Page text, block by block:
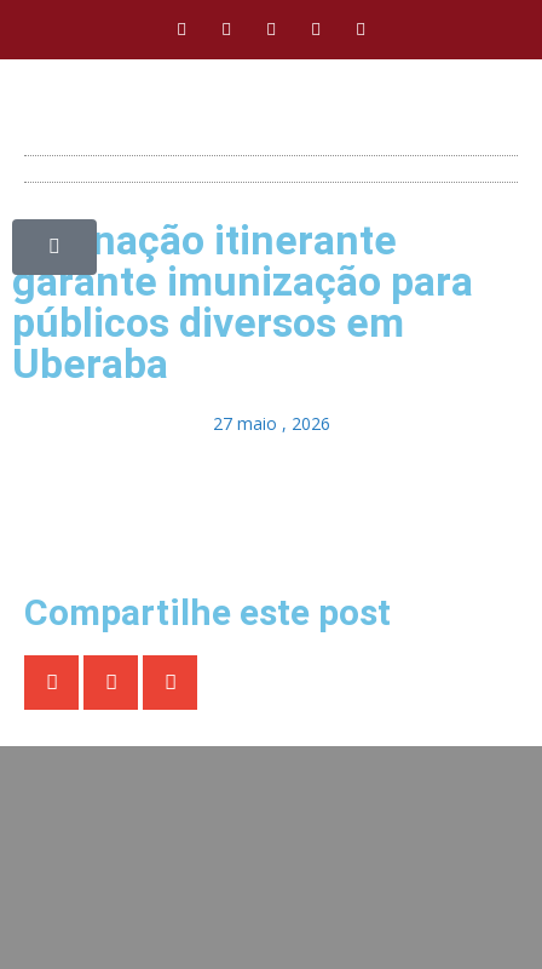
Vacinação itinerante
garante imunização para
públicos diversos em
Uberaba
27 maio , 2026
Compartilhe este post